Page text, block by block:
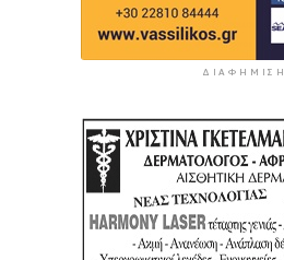
ΔΙΑΦΉΜΙΣΗ